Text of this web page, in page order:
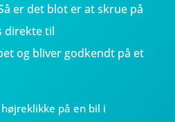
er det blot er at skrue på
direkte til
og bliver godkendt på et
på en bil i